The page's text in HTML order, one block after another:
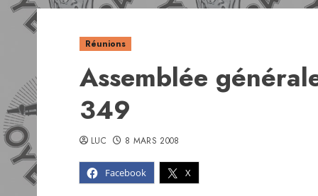
Réunions
Assemblée
349
Facebook X
LUC 8 MARS 2008